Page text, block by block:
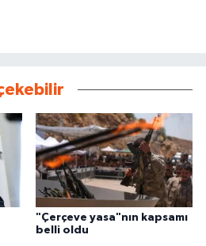
"Çerçeve yasa"nın kapsamı
belli oldu